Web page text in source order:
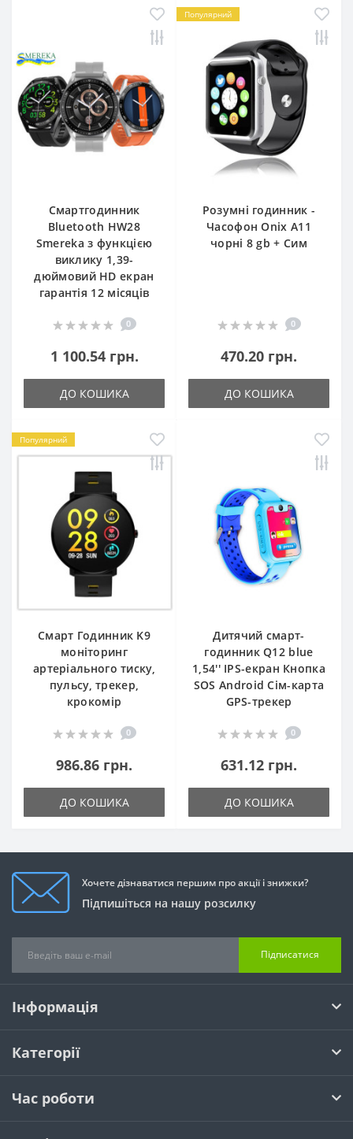
Смартгодинник
Bluetooth HW28
Smereka з функцією
виклику 1,39-
дюймовий HD екран
гарантія 12 місяців
0
1 100.54 грн.
ДО КОШИКА
Популярний
Розумні годинник -
Часофон Onix A11
чорні 8 gb + Сим
0
470.20 грн.
ДО КОШИКА
Популярний
Смарт Годинник K9
моніторинг
артеріального тиску,
пульсу, трекер,
крокомір
0
986.86 грн.
ДО КОШИКА
Дитячий смарт-
годинник Q12 blue
1,54'' IPS-екран Кнопка
SOS Android Сім-карта
GPS-трекер
0
631.12 грн.
ДО КОШИКА
Хочете дізнаватися першим про акції і знижки?
Підпишіться на нашу розсилку
Підписатися
Інформація
Категорії
Час роботи